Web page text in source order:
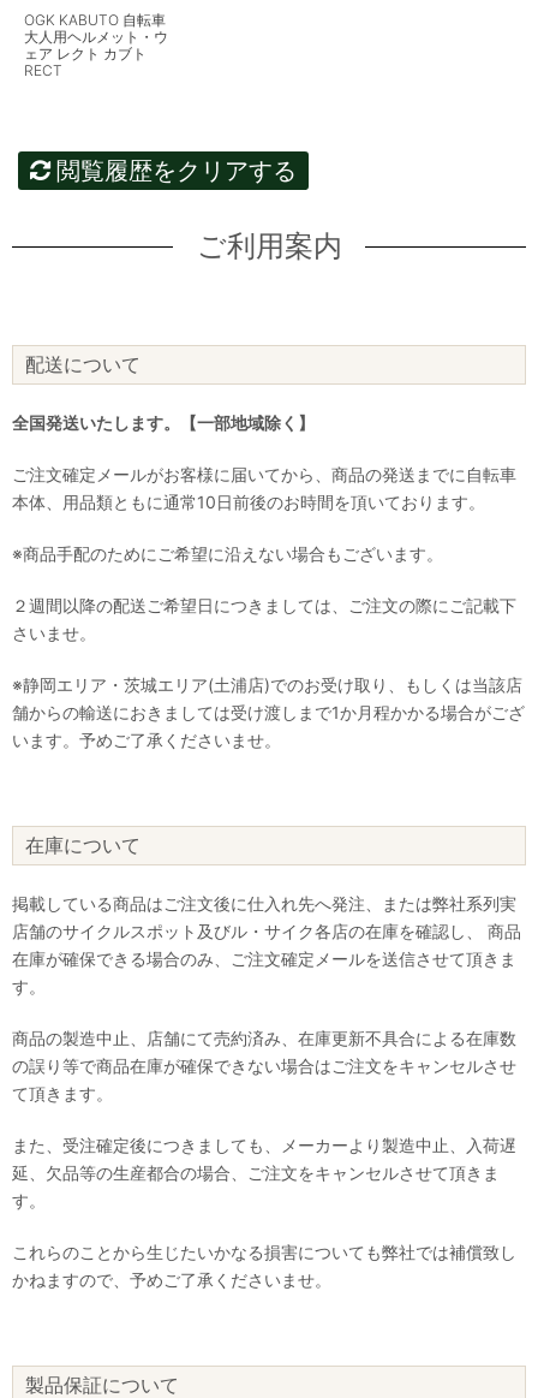
OGK KABUTO 自転車
大人用ヘルメット・ウ
ェア レクト カブト
RECT
閲覧履歴をクリアする
ご利用案内
配送について
全国発送いたします。【一部地域除く】
ご注文確定メールがお客様に届いてから、商品の発送までに自転車
本体、用品類ともに通常10日前後のお時間を頂いております。
※商品手配のためにご希望に沿えない場合もございます。
２週間以降の配送ご希望日につきましては、ご注文の際にご記載下
さいませ。
※静岡エリア・茨城エリア(土浦店)でのお受け取り、もしくは当該店
舗からの輸送におきましては受け渡しまで1か月程かかる場合がござ
います。予めご了承くださいませ。
在庫について
掲載している商品はご注文後に仕入れ先へ発注、または弊社系列実
店舗のサイクルスポット及びル・サイク各店の在庫を確認し、 商品
在庫が確保できる場合のみ、ご注文確定メールを送信させて頂きま
す。
商品の製造中止、店舗にて売約済み、在庫更新不具合による在庫数
の誤り等で商品在庫が確保できない場合はご注文をキャンセルさせ
て頂きます。
また、受注確定後につきましても、メーカーより製造中止、入荷遅
延、欠品等の生産都合の場合、ご注文をキャンセルさせて頂きま
す。
これらのことから生じたいかなる損害についても弊社では補償致し
かねますので、予めご了承くださいませ。
製品保証について